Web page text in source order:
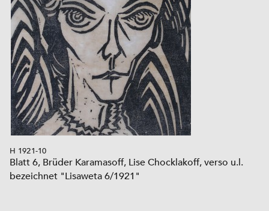
H 1921-10
Blatt 6, Brüder Karamasoff, Lise Chocklakoff, verso u.l.
bezeichnet "Lisaweta 6/1921"